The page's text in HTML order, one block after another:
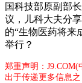
国科技部原副部
议，儿科大夫分
的“生物医药将来
举行？
郑重声明：
出于传递更多信息